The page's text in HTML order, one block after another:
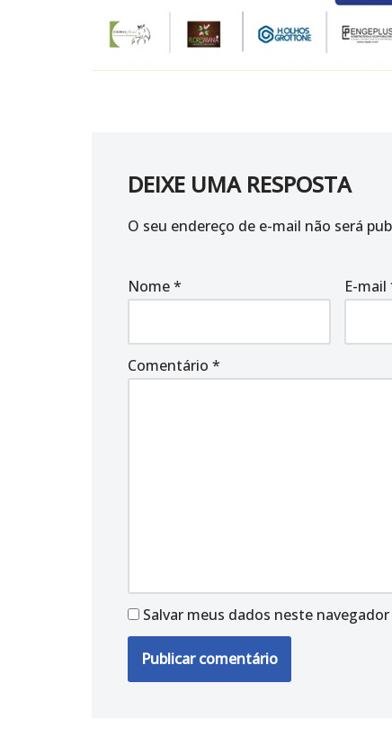
DEIXE UMA RESPOSTA
O seu endereço de e-mail não será
Nome* E-mail
Comentário *
Salvar meus dados neste